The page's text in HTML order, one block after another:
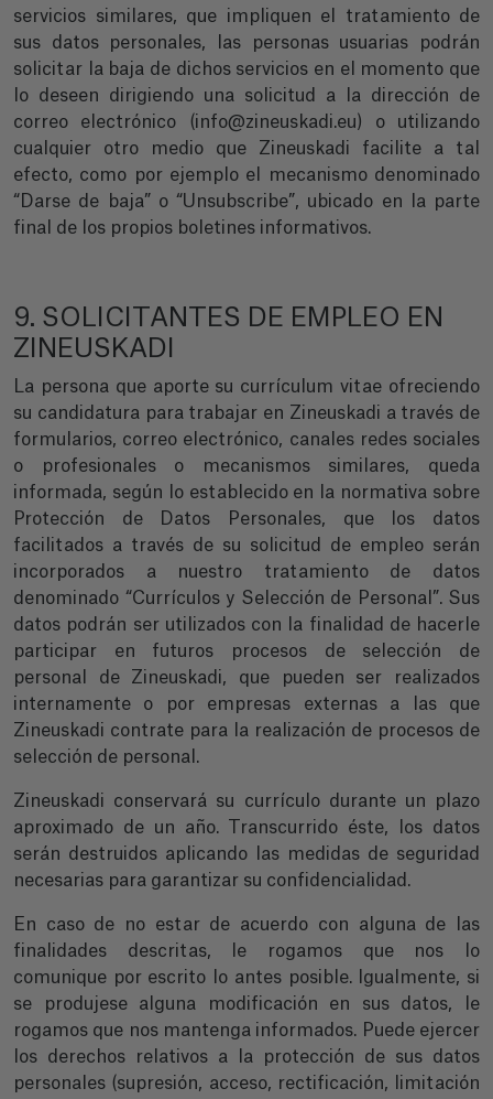
servicios similares, que impliquen el tratamiento de
sus datos personales, las personas usuarias podrán
solicitar la baja de dichos servicios en el momento que
lo deseen dirigiendo una solicitud a la dirección de
correo electrónico (info@zineuskadi.eu) o utilizando
cualquier otro medio que Zineuskadi facilite a tal
efecto, como por ejemplo el mecanismo denominado
“Darse de baja” o “Unsubscribe”, ubicado en la parte
final de los propios boletines informativos.
9. SOLICITANTES DE EMPLEO EN
ZINEUSKADI
La persona que aporte su currículum vitae ofreciendo
su candidatura para trabajar en Zineuskadi a través de
formularios, correo electrónico, canales redes sociales
o profesionales o mecanismos similares, queda
informada, según lo establecido en la normativa sobre
Protección de Datos Personales, que los datos
facilitados a través de su solicitud de empleo serán
incorporados a nuestro tratamiento de datos
denominado “Currículos y Selección de Personal”. Sus
datos podrán ser utilizados con la finalidad de hacerle
participar en futuros procesos de selección de
personal de Zineuskadi, que pueden ser realizados
internamente o por empresas externas a las que
Zineuskadi contrate para la realización de procesos de
selección de personal.
Zineuskadi conservará su currículo durante un plazo
aproximado de un año. Transcurrido éste, los datos
serán destruidos aplicando las medidas de seguridad
necesarias para garantizar su confidencialidad.
En caso de no estar de acuerdo con alguna de las
finalidades descritas, le rogamos que nos lo
comunique por escrito lo antes posible. Igualmente, si
se produjese alguna modificación en sus datos, le
rogamos que nos mantenga informados. Puede ejercer
los derechos relativos a la protección de sus datos
personales (supresión, acceso, rectificación, limitación